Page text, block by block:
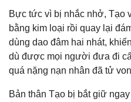
Bực tức vì bị nhắc nhở, Tạo
bằng kim loại rồi quay lại
dùng dao đâm hai nhát,
dù được mọi người đưa đi
quá nặng nạn nhân đã tử
Bản thân Tạo bị bắt giữ